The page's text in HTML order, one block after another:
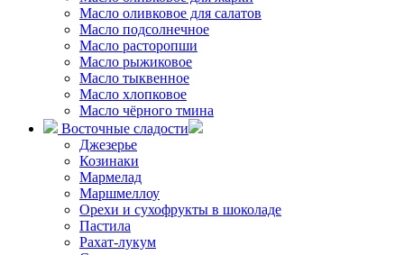
Масло оливковое для салатов
Масло подсолнечное
Масло расторопши
Масло рыжиковое
Масло тыквенное
Масло хлопковое
Масло чёрного тмина
Восточные сладости
Джезерье
Козинаки
Мармелад
Маршмеллоу
Орехи и сухофрукты в шоколаде
Пастила
Рахат-лукум